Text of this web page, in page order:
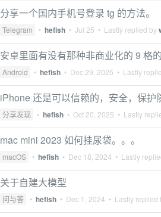
分享一个国内手机号登录 tg 的方法。
Telegram • hefish • Jul 25 • Lastly replied by
安卓里面有没有那种非商业化的 9 格
Android • hefish • Dec 29, 2025 • Lastly
iPhone 还是可以信赖的，安全，保护
分享发现 • hefish • Oct 20, 2025 • Lastly
mac mini 2023 如何挂尿袋。。。
macOS • hefish • Dec 18, 2024 • Lastly
关于自建大模型
问与答 • hefish • Dec 1, 2024 • Lastly replied